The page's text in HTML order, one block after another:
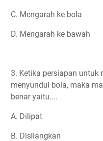
C. Mengarah ke bola
D. Mengarah ke bawah
3. Ketika persiapan untuk
menyundul bola, maka
benar yaitu....
A. Dilipat
B. Disilangkan